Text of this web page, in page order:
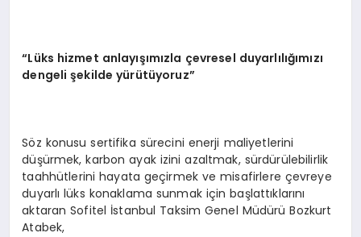
“Lüks hizmet anlayışımızla çevresel duyarlılığımızı
dengeli şekilde yürütüyoruz”
Söz konusu sertifika sürecini enerji maliyetlerini
düşürmek, karbon ayak izini azaltmak, sürdürülebilirlik
taahhütlerini hayata geçirmek ve misafirlere çevreye
duyarlı lüks konaklama sunmak için başlattıklarını
aktaran Sofitel İstanbul Taksim Genel Müdürü Bozkurt
Atabek,